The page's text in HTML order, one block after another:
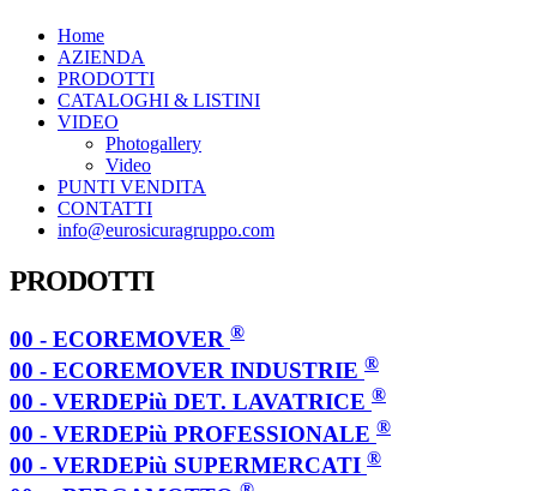
Home
AZIENDA
PRODOTTI
CATALOGHI & LISTINI
VIDEO
Photogallery
Video
PUNTI VENDITA
CONTATTI
info@eurosicuragruppo.com
PRODOTTI
00 - ECOREMOVER ®
00 - ECOREMOVER INDUSTRIE ®
00 - VERDEPiù DET. LAVATRICE ®
00 - VERDEPiù PROFESSIONALE ®
00 - VERDEPiù SUPERMERCATI ®